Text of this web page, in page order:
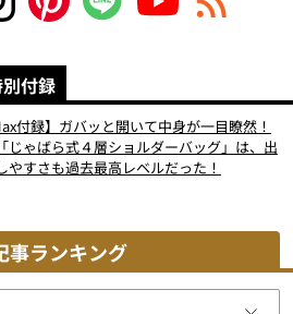
付録
付録】ガバッと開いて中身が一目瞭然！
じゃばら式４層ショルダーバッグ」は、出
やすさも過去最高レベルだった！
事ランキング